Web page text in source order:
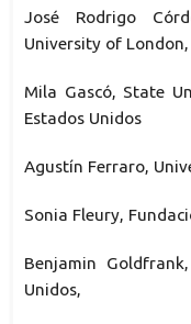
José Rodrigo
University of
Mila Gascó, State
Estados Unidos
Agustín Ferraro,
Sonia Fleury,
Benjamin
Unidos,